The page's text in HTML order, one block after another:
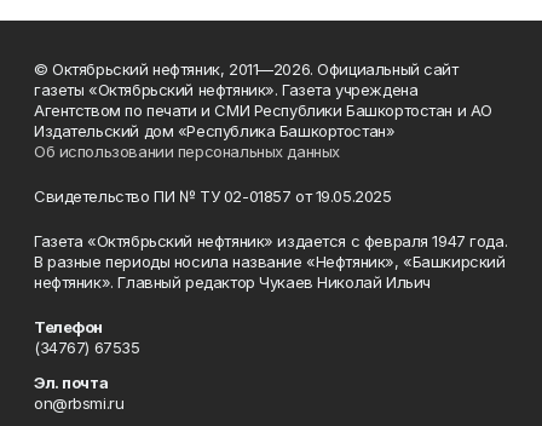
© Октябрьский нефтяник, 2011—2026. Официальный сайт
газеты «Октябрьский нефтяник». Газета учреждена
Агентством по печати и СМИ Республики Башкортостан и АО
Издательский дом «Республика Башкортостан»
Об использовании персональных данных
Свидетельство ПИ № ТУ 02-01857 от 19.05.2025
Газета «Октябрьский нефтяник» издается с февраля 1947 года.
В разные периоды носила название «Нефтяник», «Башкирский
нефтяник». Главный редактор Чукаев Николай Ильич
Телефон
(34767) 67535
Эл. почта
on@rbsmi.ru